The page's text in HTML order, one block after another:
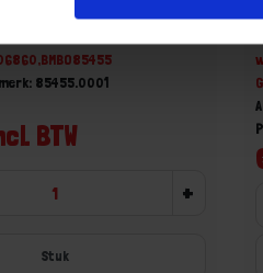
85455.0001
BTW
+
Stuk